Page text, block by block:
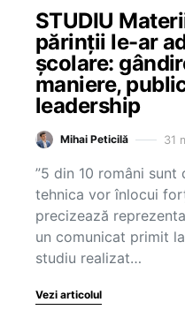
STUDIU
părinții le-ar
școlare:
maniere,
leadership
Mihai Peticilă 31
”5 din 10 români
tehnica vor înlocui
precizează
un comunicat primit
studiu realizat…
Vezi articolul